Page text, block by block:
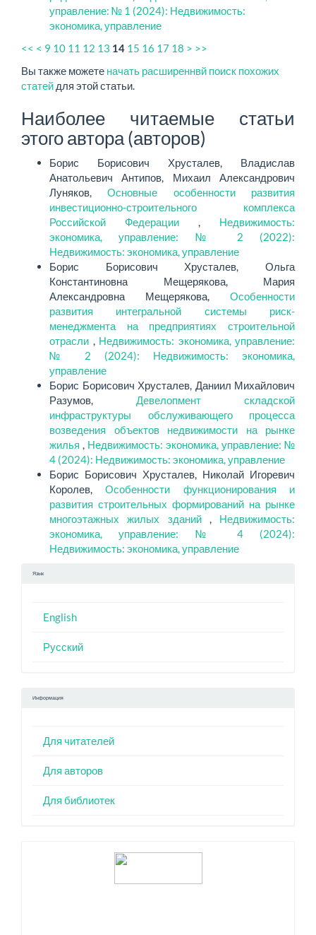
управление: № 1 (2024): Недвижимость:
экономика, управление
<< < 9 10 11 12 13 14 15 16 17 18 > >>
Вы также можете начать расширеннвй поиск похожих
статей для этой статьи.
Наиболее читаемые статьи
этого автора (авторов)
Борис Борисович Хрусталев, Владислав
Анатольевич Антипов, Михаил Александрович
Луняков,Основные особенности развития
инвестиционно-строительного комплекса
Российской Федерации , Недвижимость:
экономика, управление: № 2 (2022):
Недвижимость: экономика, управление
Борис Борисович Хрусталев, Ольга
Константиновна Мещерякова, Мария
Александровна Мещерякова, Особенности
развития интегральной системы риск-
менеджмента на предприятиях строительной
отрасли , Недвижимость: экономика, управление:
№ 2 (2024): Недвижимость: экономика,
управление
Борис Борисович Хрусталев, Даниил Михайлович
Разумов, Девелопмент складской
инфраструктуры обслуживающего процесса
возведения объектов недвижимости на рынке
жилья , Недвижимость: экономика, управление: №
4 (2024): Недвижимость: экономика, управление
Борис Борисович Хрусталев, Николай Игоревич
Королев,Особенности функционирования и
развития строительных формирований на рынке
многоэтажных жилых зданий , Недвижимость:
экономика, управление: № 4 (2024):
Недвижимость: экономика, управление
Язык
English
Русский
Информация
Для читателей
Для авторов
Для библиотек